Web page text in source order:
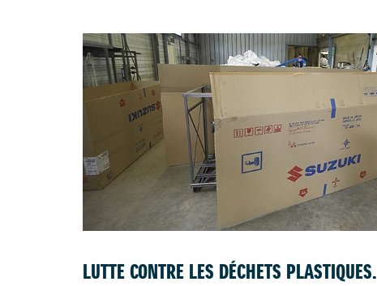
LUTTE CONTRE LES DÉCHETS PLASTIQUES.